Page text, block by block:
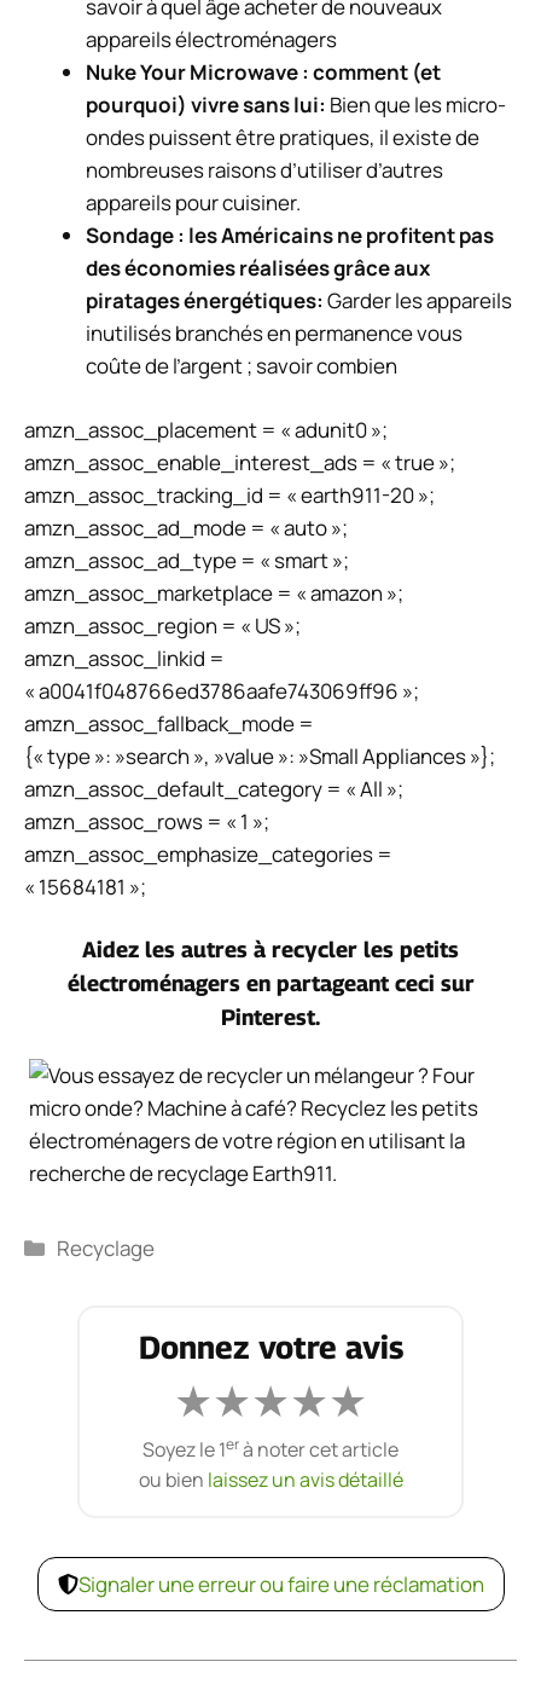
savoir à quel âge acheter de nouveaux
appareils électroménagers
Nuke Your Microwave : comment (et
pourquoi) vivre sans lui: Bien que les micro-
ondes puissent être pratiques, il existe de
nombreuses raisons d’utiliser d’autres
appareils pour cuisiner.
Sondage : les Américains ne profitent pas
des économies réalisées grâce aux
piratages énergétiques: Garder les appareils
inutilisés branchés en permanence vous
coûte de l’argent ; savoir combien
amzn_assoc_placement = « adunit0 »;
amzn_assoc_enable_interest_ads = « true »;
amzn_assoc_tracking_id = « earth911-20 »;
amzn_assoc_ad_mode = « auto »;
amzn_assoc_ad_type = « smart »;
amzn_assoc_marketplace = « amazon »;
amzn_assoc_region = « US »;
amzn_assoc_linkid =
« a0041f048766ed3786aafe743069ff96 »;
amzn_assoc_fallback_mode =
{« type »: »search », »value »: »Small Appliances »};
amzn_assoc_default_category = « All »;
amzn_assoc_rows = « 1 »;
amzn_assoc_emphasize_categories =
« 15684181 »;
Aidez les autres à recycler les petits
électroménagers en partageant ceci sur
Pinterest.
Catégories
Recyclage
Donnez votre avis
★★★★★
Soyez le 1erà noter cet article
ou bien laissez un avis détaillé
Signaler une erreur ou faire une réclamation